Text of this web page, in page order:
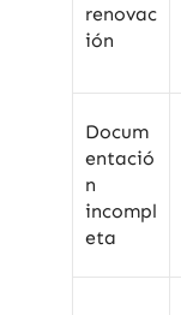
renovac
ión
Docum
entació
n
incompl
eta